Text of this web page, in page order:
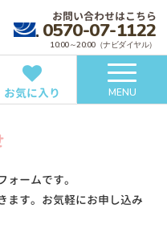
お問い合わせはこちら
0570-07-1122
10:00～20:00（ナビダイヤル）
お気に入り MENU
ームです。
ます。お気軽にお申し込み